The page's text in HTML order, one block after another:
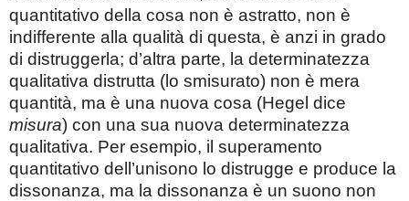
quantitativo della cosa non è astratto, non è
indifferente alla qualità di questa, è anzi in grado
di distruggerla; d’altra parte, la determinatezza
qualitativa distrutta (lo smisurato) non è mera
quantità, ma è una nuova cosa (Hegel dice
misura) con una sua nuova determinatezza
qualitativa. Per esempio, il superamento
quantitativo dell’unisono lo distrugge e produce la
dissonanza, ma la dissonanza è un suono non